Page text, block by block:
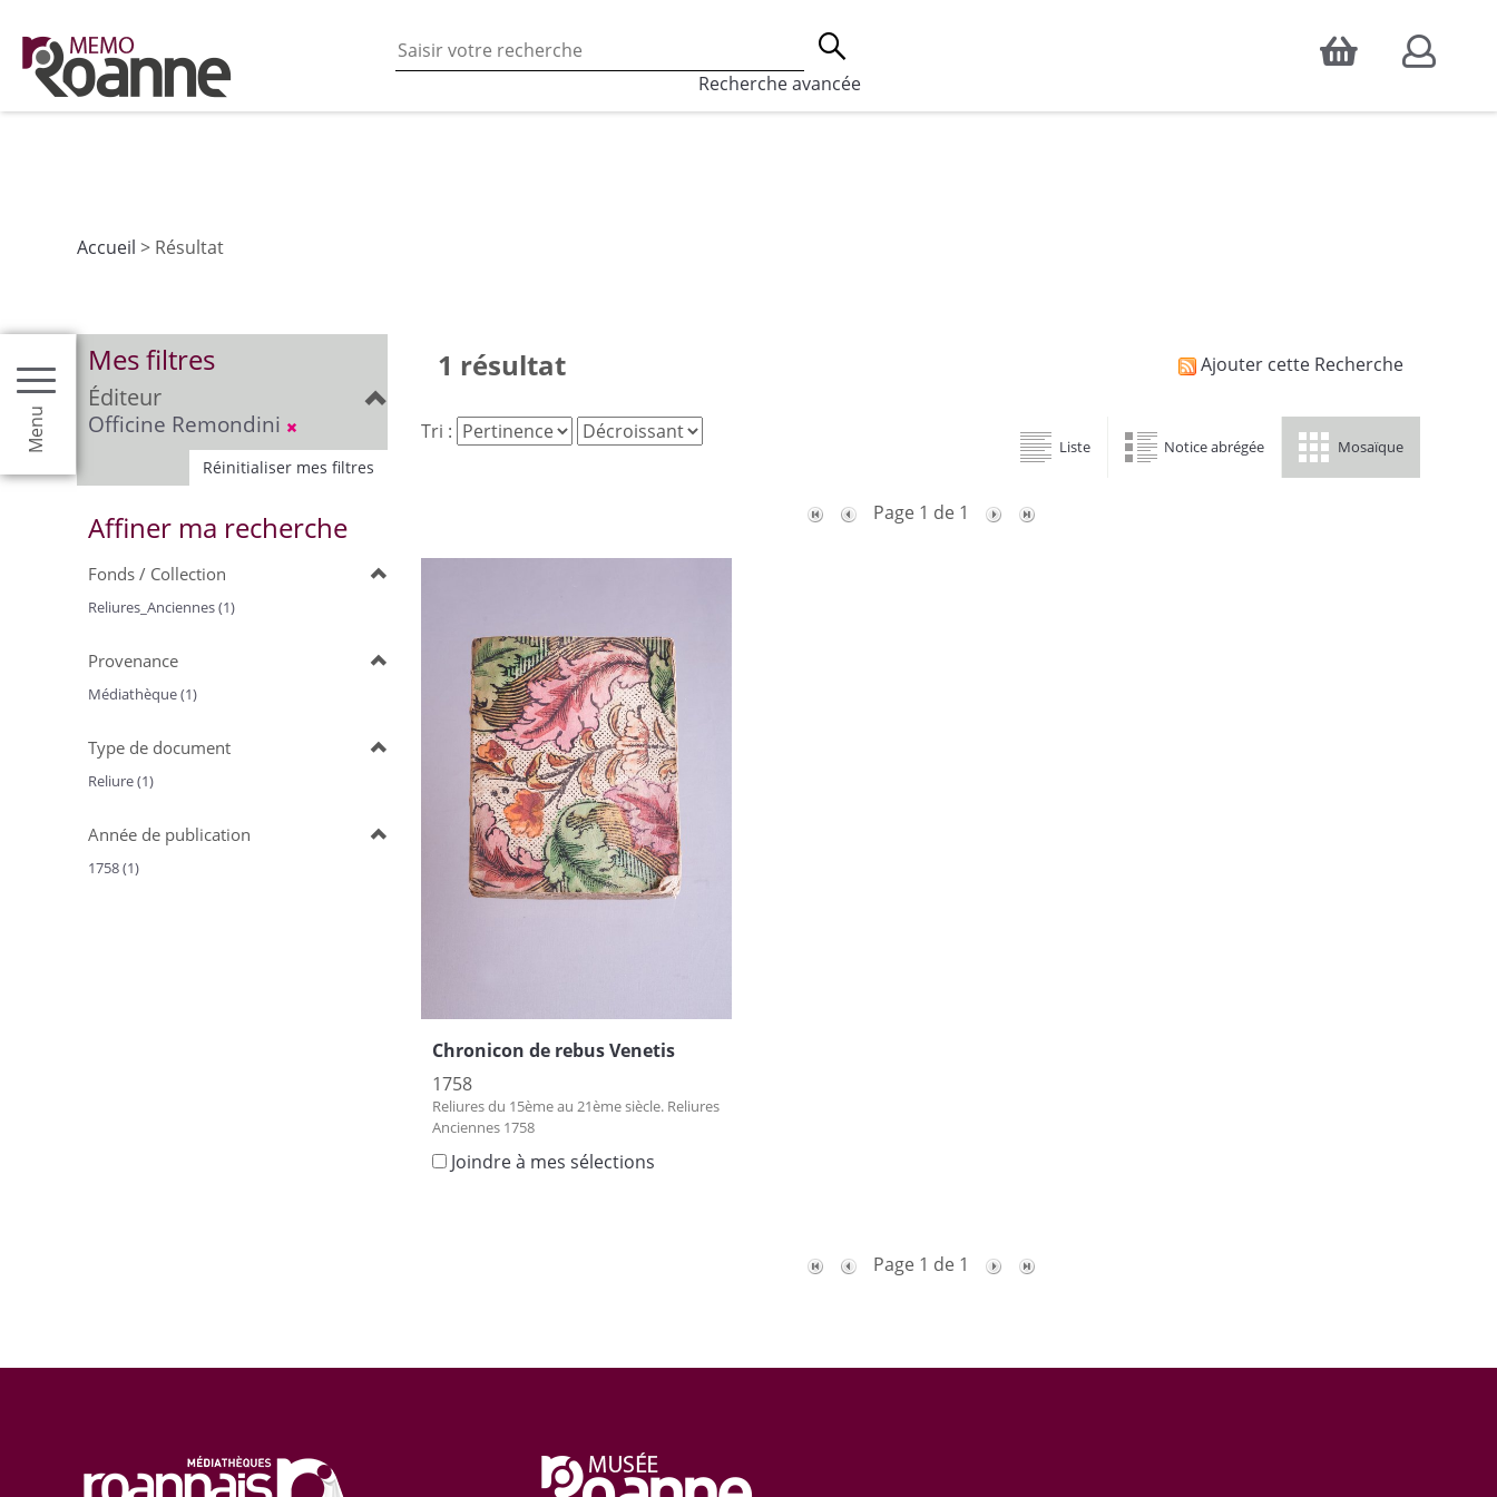
Accepter
En poursuivant votre navigation sur ce site vous acceptez l’utilisation des cookies, qui sont utilisés à des fins de statistiques d'audience, ainsi que pour
les fonctionnalités de partages de contenu sur les réseaux sociaux.
Recherche avancée
Menu
Accueil > Résultat
Mes filtres
Éditeur
Officine Remondini
Réinitialiser mes filtres
Affiner ma recherche
Fonds / Collection
Reliures_Anciennes (1)
Provenance
Médiathèque (1)
Type de document
Reliure (1)
Année de publication
1758 (1)
1 résultat Ajouter cette Recherche
Tri :
Liste Notice abrégée Mosaïque
Page 1 de 1
Chronicon de rebus Venetis
1758
Reliures du 15ème au 21ème siècle. Reliures
Anciennes 1758
Joindre à mes sélections
Page 1 de 1